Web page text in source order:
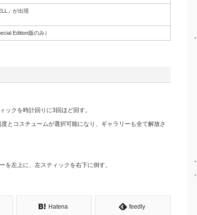
」が出現
Edition版のみ）
ックを時計回りに3回ほど回す。
とコスチュームが選択可能になり、ギャラリーも全て解放さ
左上に、左スティックを右下に倒す。
Hatena feedly